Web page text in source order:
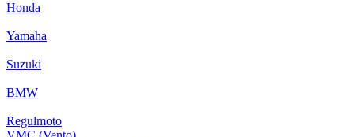
Honda
Yamaha
Suzuki
BMW
Regulmoto